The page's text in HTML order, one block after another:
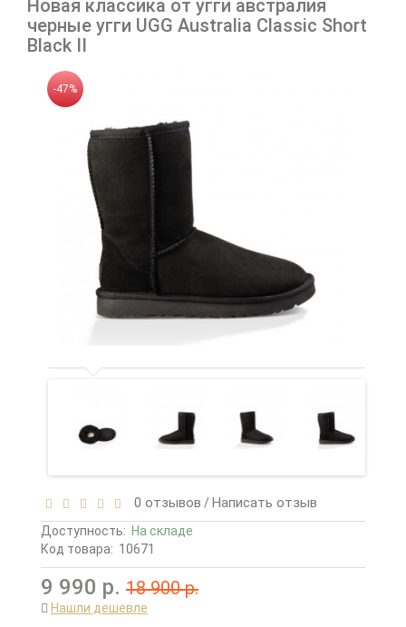
Новая классика от угги австралия
черные угги UGG Australia Classic Short
Black II
-47%
0 отзывов /Написать отзыв
Доступность: На складе
Код товара: 10671
9 990 р. 18 900 р.
Нашли дешевле